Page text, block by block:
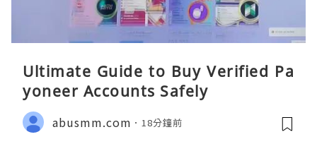
Ultimate Guide to Buy Verified Pa
yoneer Accounts Safely
abusmm.com 18分鐘前